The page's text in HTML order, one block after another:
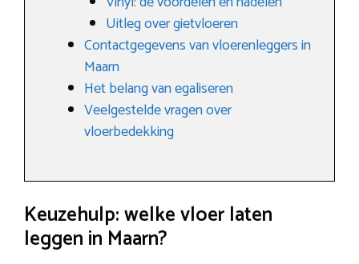
Uitleg over gietvloeren
Contactgegevens van vloerenleggers in
Maarn
Het belang van egaliseren
Veelgestelde vragen over
vloerbedekking
Keuzehulp: welke vloer laten
leggen in Maarn?